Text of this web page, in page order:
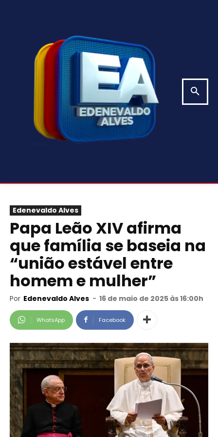
Edenevaldo Alves
Papa Leão XIV afirma
que família se baseia na
“união estável entre
homem e mulher”
Por Edenevaldo Alves - 16 de maio de 2025 às 16:00h
WhatsApp Facebook